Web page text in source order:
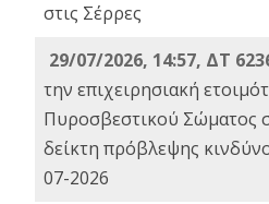
στις Σέρρες
29/07/2026, 14:57, ΔΤ
την επιχειρησιακή
Πυροσβεστικού Σώματος
δείκτη πρόβλεψης
07-2026